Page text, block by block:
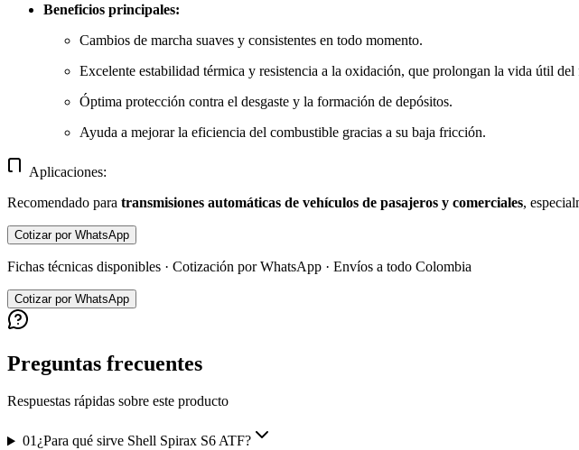
Beneficios principales:
Cambios de marcha suaves y consistentes en todo momento.
Excelente estabilidad térmica y resistencia a la oxidación, que prolongan la vida útil
Óptima protección contra el desgaste y la formación de depósitos.
Ayuda a mejorar la eficiencia del combustible gracias a su baja fricción.
Aplicaciones:
Recomendado para transmisiones automáticas de vehículos de pasajeros y comerciales,
Cotizar por WhatsApp
Fichas técnicas disponibles · Cotización por WhatsApp · Envíos a todo Colombia
Cotizar por WhatsApp
Preguntas frecuentes
Respuestas rápidas sobre este producto
01¿Para qué sirve Shell Spirax S6 ATF?